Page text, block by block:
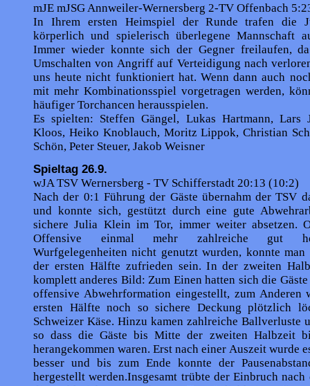
mJE mJSG Annweiler-Wernersberg 2-TV Offenbach
In Ihrem ersten Heimspiel der Runde trafen die
körperlich und spielerisch überlegene Mannschaft
Immer wieder konnte sich der Gegner freilaufen,
Umschalten von Angriff auf Verteidigung nach
uns heute nicht funktioniert hat. Wenn dann auch
mit mehr Kombinationsspiel vorgetragen werden,
häufiger Torchancen herausspielen.
Es spielten: Steffen Gängel, Lukas Hartmann, Lars
Kloos, Heiko Knoblauch, Moritz Lippok, Christian
Schön, Peter Steuer, Jakob Weisner
Spieltag 26.9.
wJA TSV Wernersberg - TV Schifferstadt 20:13 (10:2)
Nach der 0:1 Führung der Gäste übernahm der TSV
und konnte sich, gestützt durch eine gute
sichere Julia Klein im Tor, immer weiter absetzen.
Offensive einmal mehr zahlreiche gut
Wurfgelegenheiten nicht genutzt wurden, konnte man
der ersten Hälfte zufrieden sein. In der zweiten
komplett anderes Bild: Zum Einen hatten sich die
offensive Abwehrformation eingestellt, zum Anderen
ersten Hälfte noch so sichere Deckung plötzlich
Schweizer Käse. Hinzu kamen zahlreiche Ballverluste
so dass die Gäste bis Mitte der zweiten Halbzeit
herangekommen waren. Erst nach einer Auszeit wurde
besser und bis zum Ende konnte der
hergestellt werden.Insgesamt trübte der Einbruch nach